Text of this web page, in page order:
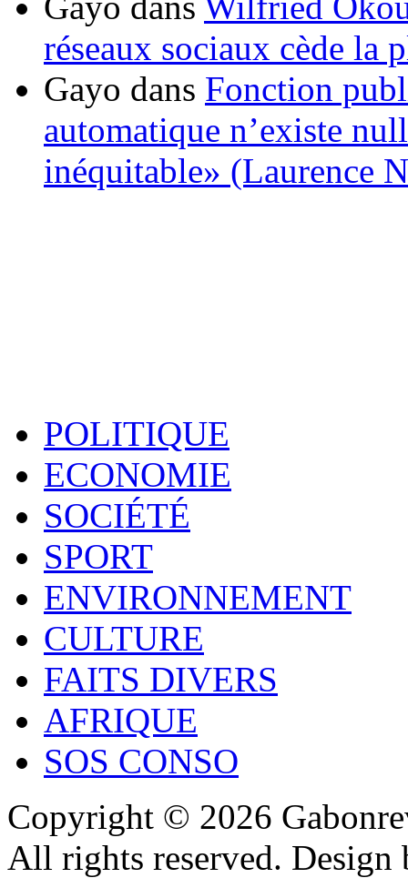
réseaux sociaux cède la
Gayo dans Fonction
automatique n’existe
inéquitable» (Laurence
POLITIQUE
ECONOMIE
SOCIÉTÉ
SPORT
ENVIRONNEMENT
CULTURE
FAITS DIVERS
AFRIQUE
SOS CONSO
Copyright © 2026
All rights reserved.